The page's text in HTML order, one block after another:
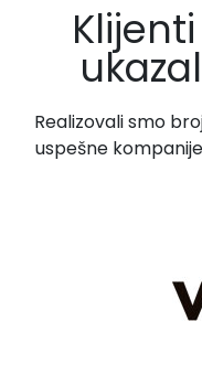
Realizovali smo
uspešne